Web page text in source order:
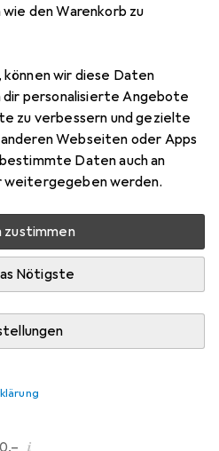
den Warenkorb zu
wir diese Daten
dir personalisierte Angebote
zu verbessern und gezielte
Webseiten oder Apps
Daten auch an
werden.
zustimmen
Nötigste
Antireflex
beim Drittanbieter
Lieferzeit
Warenkorb
i